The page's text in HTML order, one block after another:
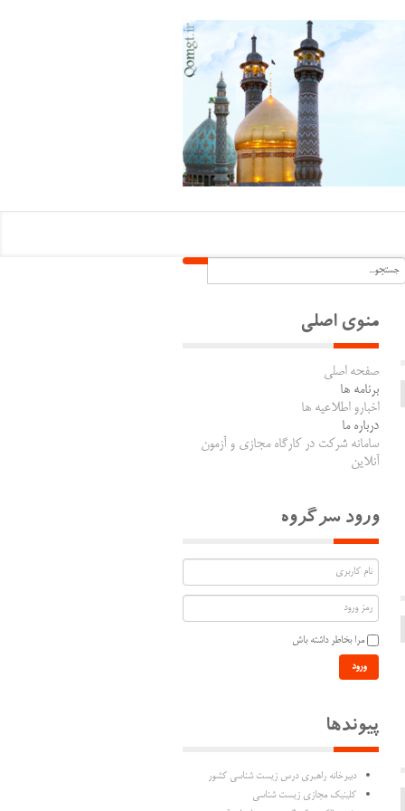
منوی اصلی
صفحه اصلی
برنامه ها
اخبارو اطلاعیه ها
درباره ما
سامانه شرکت در کارگاه مجازی و آزمون
آنلاین
ورود سرگروه
مرا بخاطر داشته باش
ورود
پیوندها
دبیرخانه راهبری درس زیست شناسی کشور
کلینیک مجازی زیست شناسی